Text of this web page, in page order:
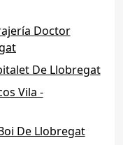
Doctor
De Llobregat
Vila -
De Llobregat